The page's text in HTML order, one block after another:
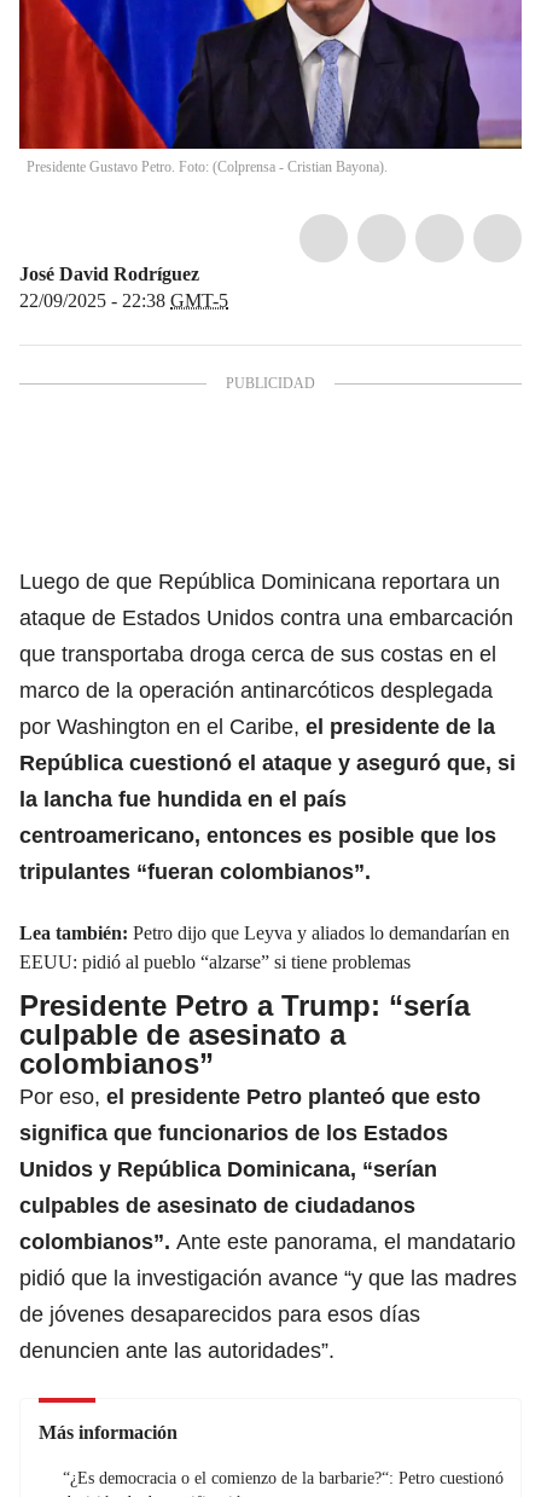
Presidente Gustavo Petro. Foto: (Colprensa - Cristian Bayona).
José David Rodríguez
22/09/2025 - 22:38 GMT-5
Luego de que República Dominicana reportara un
ataque de Estados Unidos contra una embarcación
que transportaba droga cerca de sus costas en el
marco de la operación antinarcóticos desplegada
por Washington en el Caribe, el presidente de la
República cuestionó el ataque y aseguró que, si
la lancha fue hundida en el país
centroamericano, entonces es posible que los
tripulantes “fueran colombianos”.
Lea también: Petro dijo que Leyva y aliados lo demandarían en
EEUU: pidió al pueblo “alzarse” si tiene problemas
Presidente Petro a Trump: “sería
culpable de asesinato a
colombianos”
Por eso, el presidente Petro planteó que esto
significa que funcionarios de los Estados
Unidos y República Dominicana, “serían
culpables de asesinato de ciudadanos
colombianos”. Ante este panorama, el mandatario
pidió que la investigación avance “y que las madres
de jóvenes desaparecidos para esos días
denuncien ante las autoridades”.
Más información
“¿Es democracia o el comienzo de la barbarie?“: Petro cuestionó